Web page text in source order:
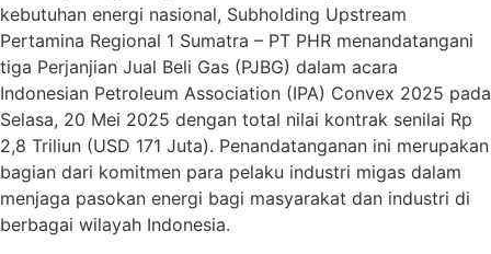
kebutuhan energi nasional, Subholding Upstream
Pertamina Regional 1 Sumatra – PT PHR menandatangani
tiga Perjanjian Jual Beli Gas (PJBG) dalam acara
Indonesian Petroleum Association (IPA) Convex 2025 pada
Selasa, 20 Mei 2025 dengan total nilai kontrak senilai Rp
2,8 Triliun (USD 171 Juta). Penandatanganan ini merupakan
bagian dari komitmen para pelaku industri migas dalam
menjaga pasokan energi bagi masyarakat dan industri di
berbagai wilayah Indonesia.